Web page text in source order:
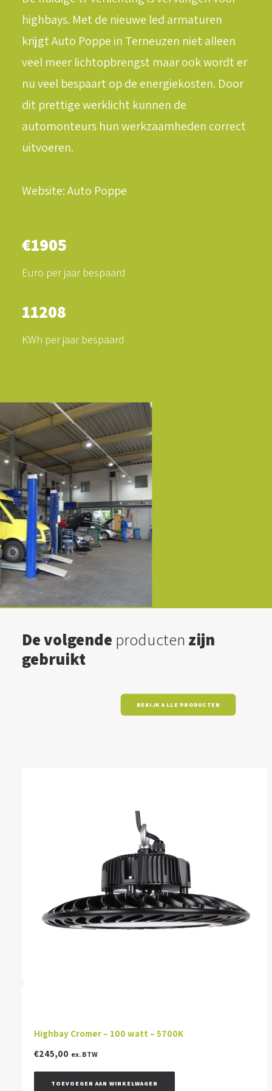
LOGIN / REGISTER
WINKELWAGEN
highbays. Met de nieuwe led armaturen
krijgt Auto Poppe in Terneuzen niet alleen
veel meer lichtopbrengst maar ook wordt er
nu veel bespaart op de energiekosten. Door
dit prettige werklicht kunnen de
automonteurs hun werkzaamheden correct
uitvoeren.
Website: Auto Poppe
€1905
Euro per jaar bespaard
11208
KWh per jaar bespaard
De volgende producten zijn
gebruikt
BEKIJK ALLE PRODUCTEN
Highbay Cromer – 100 watt – 5700K
€245,00 ex. BTW
TOEVOEGEN AAN WINKELWAGEN